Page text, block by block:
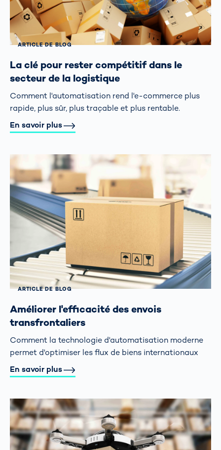
ARTICLE DE BLOG
La clé pour rester compétitif dans le
secteur de la logistique
Comment l'automatisation rend l'e-commerce plus
rapide, plus sûr, plus traçable et plus rentable.
En savoir plus
ARTICLE DE BLOG
Améliorer l'efficacité des envois
transfrontaliers
Comment la technologie d'automatisation moderne
permet d'optimiser les flux de biens internationaux
En savoir plus